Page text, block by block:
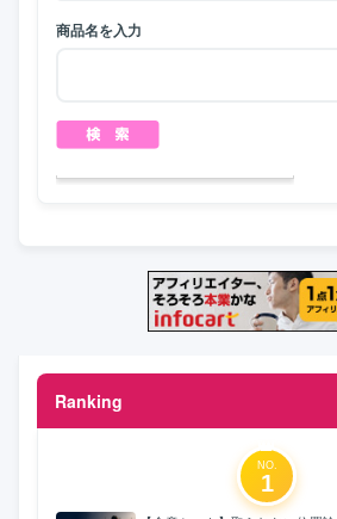
商品名を入力
Ranking
NO.
1